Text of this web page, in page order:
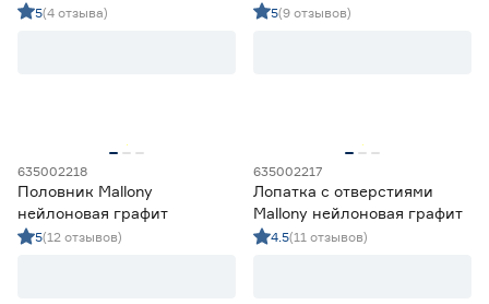
5(4 отзыва) 5(9 отзывов)
635002218
Половник Mallony
нейлоновая графит
5(12 отзывов)
635002217
Лопатка с отверстиями
Mallony нейлоновая графит
4.5(11 отзывов)